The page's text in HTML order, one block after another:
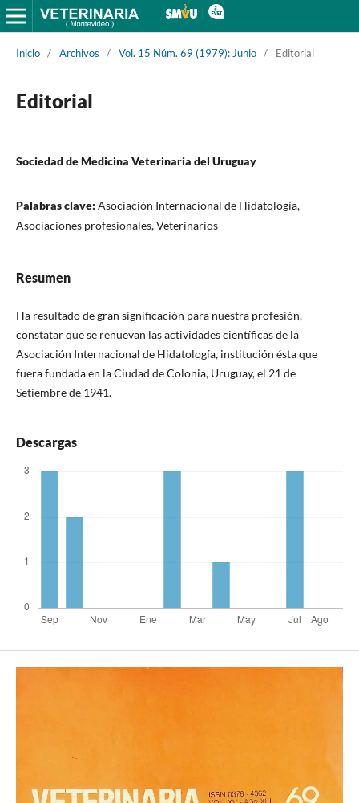
Inicio / Archivos / Vol. 15 Núm. 69 (1979): Junio / Editorial
Editorial
Sociedad de Medicina Veterinaria del Uruguay
Palabras clave: Asociación Internacional de Hidatología,
Asociaciones profesionales, Veterinarios
Resumen
Ha resultado de gran significación para nuestra profesión,
constatar que se renuevan las actividades científicas de la
Asociación Internacional de Hidatología, institución ésta que
fuera fundada en la Ciudad de Colonia, Uruguay, el 21 de
Setiembre de 1941.
Descargas